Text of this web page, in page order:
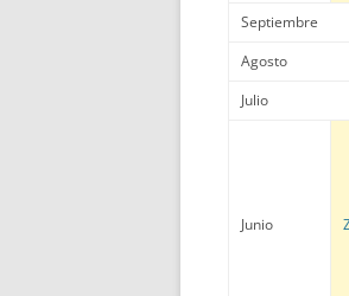
Septiembre
Agosto
Julio
Junio